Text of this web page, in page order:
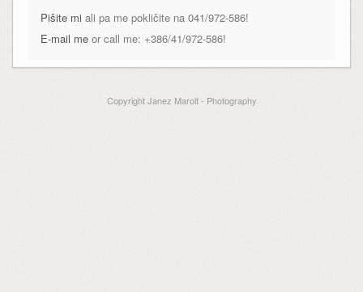
Pišite mi ali pa me pokličite na 041/972-586!
E-mail meor call me: +386/41/972-586!
Copyright Janez Marolt - Photography